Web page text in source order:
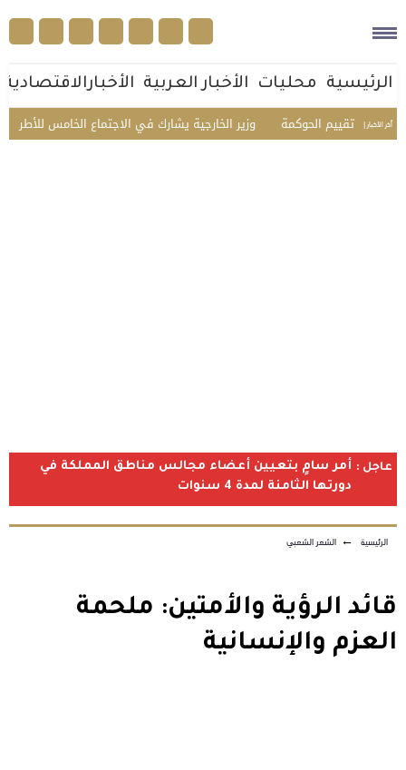
الرئيسية محليات الأخبار العربية الأخبارالاقتصادية
أخر الأخبار | وزير الخارجية يشارك في الاجتماع الخامس للأطراف
عاجل : أمر سامٍ بتعيين أعضاء مجالس مناطق المملكة في
دورتها الثامنة لمدة 4 سنوات
الرئيسية ← الشعر الشعبي
قائد الرؤية والأمتين: ملحمة
العزم والإنسانية